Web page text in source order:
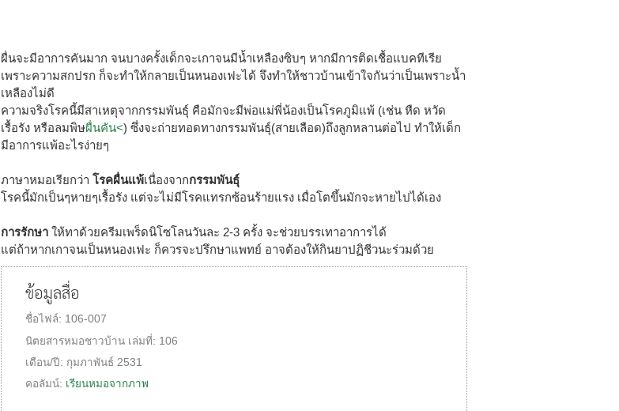
ผื่นจะมีอาการคันมาก จนบางครั้งเด็กจะเกาจนมีน้ำเหลืองซิบๆ หากมีการติดเชื้อแบคทีเรีย
เพราะความสกปรก ก็จะทำให้กลายเป็นหนองเฟะได้ จึงทำให้ชาวบ้านเข้าใจกันว่าเป็นเพราะน้ำ
เหลืองไม่ดี
ความจริงโรคนี้มีสาเหตุจากกรรมพันธุ์ คือมักจะมีพ่อแม่พี่น้องเป็นโรคภูมิแพ้ (เช่น หืด หวัด
เรื้อรัง หรือลมพิษผื่นคัน<) ซึ่งจะถ่ายทอดทางกรรมพันธุ์(สายเลือด)ถึงลูกหลานต่อไป ทำให้เด็ก
มีอาการแพ้อะไรง่ายๆ
ภาษาหมอเรียกว่า โรคผื่นแพ้เนื่องจากกรรมพันธุ์
โรคนี้มักเป็นๆหายๆเรื้อรัง แต่จะไม่มีโรคแทรกซ้อนร้ายแรง เมื่อโตขึ้นมักจะหายไปได้เอง
การรักษา ให้ทาด้วยครีมเพร็ดนิโซโลนวันละ 2-3 ครั้ง จะช่วยบรรเทาอาการได้
แต่ถ้าหากเกาจนเป็นหนองเฟะ ก็ควรจะปรึกษาแพทย์ อาจต้องให้กินยาปฏิชีวนะร่วมด้วย
ข้อมูลสื่อ
ชื่อไฟล์: 106-007
นิตยสารหมอชาวบ้าน เล่มที่: 106
เดือน/ปี: กุมภาพันธ์ 2531
คอลัมน์: เรียนหมอจากภาพ